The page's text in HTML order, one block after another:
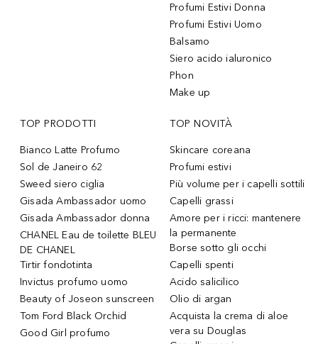
Profumi Estivi Donna
Profumi Estivi Uomo
Balsamo
Siero acido ialuronico
Phon
Make up
TOP PRODOTTI
Bianco Latte Profumo
Sol de Janeiro 62
Sweed siero ciglia
Gisada Ambassador uomo
Gisada Ambassador donna
CHANEL Eau de toilette BLEU
DE CHANEL
Tirtir fondotinta
Invictus profumo uomo
Beauty of Joseon sunscreen
Tom Ford Black Orchid
Good Girl profumo
TOP NOVITÀ
Skincare coreana
Profumi estivi
Più volume per i capelli sottili
Capelli grassi
Amore per i ricci: mantenere
la permanente
Borse sotto gli occhi
Capelli spenti
Acido salicilico
Olio di argan
Acquista la crema di aloe
vera su Douglas